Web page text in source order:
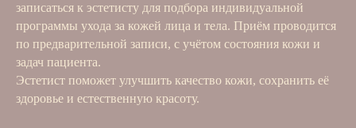
записаться к эстетисту для подбора индивидуальной
программы ухода за кожей лица и тела. Приём проводится
по предварительной записи, с учётом состояния кожи и
задач пациента.
Эстетист поможет улучшить качество кожи, сохранить её
здоровье и естественную красоту.